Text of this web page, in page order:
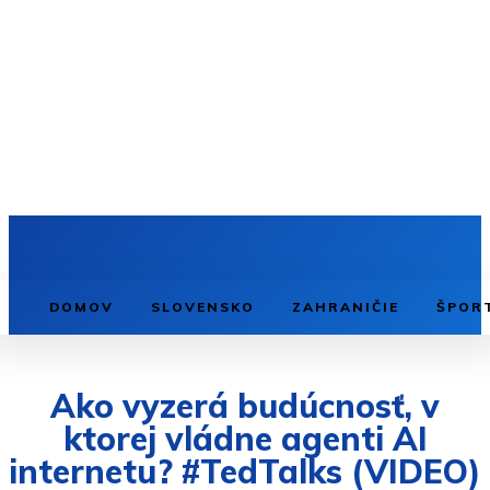
DOMOV SLOVENSKO ZAHRANIČIE
Ako vyzerá budúcnosť, v
ktorej vládne agenti AI
internetu? #TedTalks (VIDEO)